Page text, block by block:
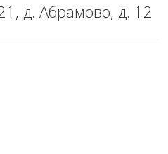
д. Абрамово, д. 12